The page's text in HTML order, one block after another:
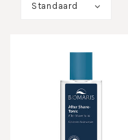
Standaard